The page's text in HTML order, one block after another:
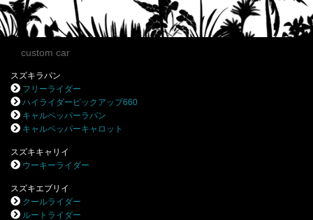
custom car
スズキラパン
フリーライダー
ハイライダーピックアップ660
キャルペッパーラパン
キャルペッパーキャロット
スズキキャリイ
ウーキーライダー
スズキエブリイ
クールライダー
ルートライダー